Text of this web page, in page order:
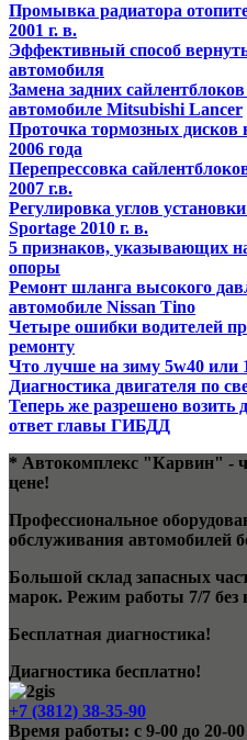
Промывка радиатора
2001 г. в.
Эффективный способ
автомобиля
Замена задних
автомобиле Mitsubishi Lancer
Проточка тормозных дисков
2006 года
Перепрессовка
2007 г.в.
Регулировка углов
Sportage 2010 г. в.
5 признаков, указывающих
опоры
Ремонт шланга высокого
автомобиле Nissan Tino
Четыре ошибки водителей
ремонту
Что лучше на зиму 5w40 или
Диагностика двигателя по
Теперь же разрешено возить
ответ главы ГИБДД
* Автокомплекс "Карвин" -
цене!
Профессиональное
обслуживания автомобилей
Большой склад запасных
марок. Режим работы 7/7 без
Бесплатная диагностика!
Диагностика бесплатно!
+7 (3812) 38-35-90
Время работы: с 9-00 до 20-